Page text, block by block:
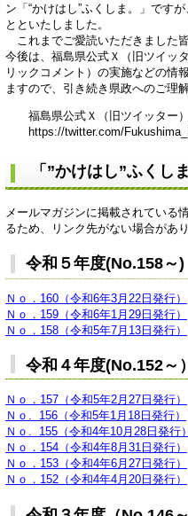
ン「“かけはし”ふくしま。」です
とといたしました。
これまでご愛読いただきました
今後は、福島県公式Ｘ（旧ツイッ
リックコメント）の実施などの情
ますので、引き続き県政へのご理
福島県公式Ｘ（旧ツイッター）
https://twitter.com/
「”かけはし”ふくし
メールマガジンに掲載されている
るため、リンク先がない場合があ
令和５年度(No.158～)
Ｎｏ．160（令和6年3月22日発行）
​Ｎｏ．159（令和6年1月29日発行）
Ｎｏ．158（令和5年7月13日発行）
令和４年度(No.152～）
Ｎｏ．157（令和5年2月27日発行）
Ｎｏ. 156（令和5年1月18日発行）
Ｎｏ. 155（令和4年10月28日発行）
Ｎｏ．154（令和4年8月31日発行）
Ｎｏ．153（令和4年6月27日発行）
Ｎｏ．152（令和4年4月20日発行）